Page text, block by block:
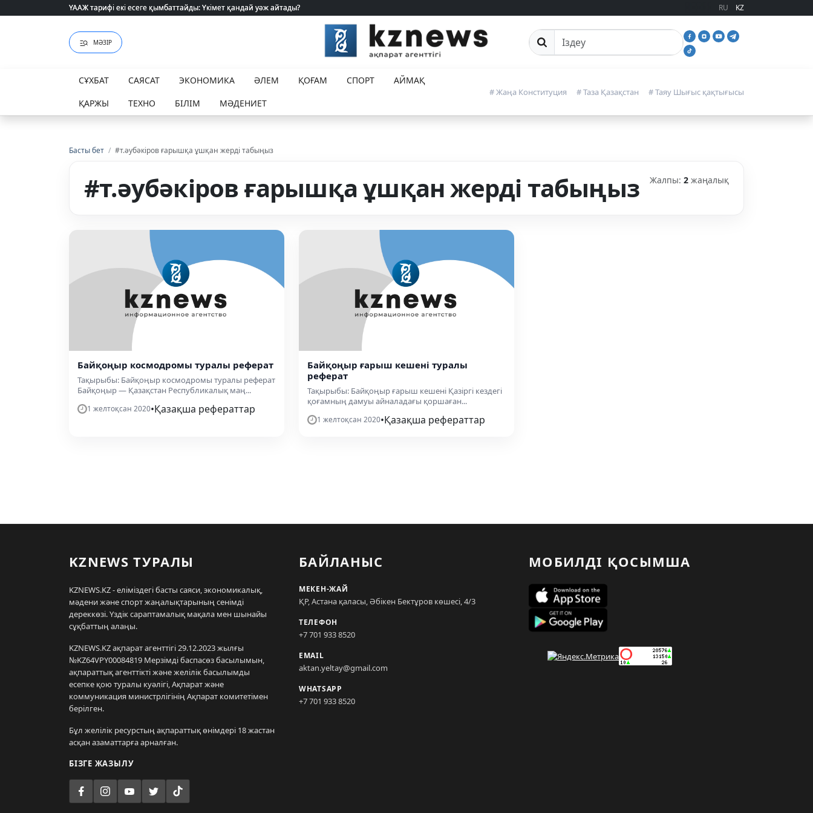
ҮААЖ тарифі екі есеге қымбаттайды: Үкімет қандай уәж айтады?
ҮААЖ тарифі екі есеге қымбаттайды: Үкімет қандай уәж айтады? RU KZ
МӘЗІР Сайттан іздеу
СҰХБАТ САЯСАТ ЭКОНОМИКА ӘЛЕМ ҚОҒАМ СПОРТ
АЙМАҚ
ҚАРЖЫ
ТЕХНО БІЛІМ МӘДЕНИЕТ
# Жаңа Конституция # Таза Қазақстан # Таяу Шығыс қақтығысы
Басты бет / #т.әубәкіров ғарышқа ұшқан жерді табыңыз
#т.әубәкіров ғарышқа ұшқан жерді табыңыз Жалпы: 2 жаңалық
Байқоңыр космодромы туралы реферат
Тақырыбы: Байқоңыр космодромы туралы реферат
Байқоңыр — Қазақстан Республикалық маң...
1 желтоқсан 2020•Қазақша рефераттар
Байқоңыр ғарыш кешені туралы
реферат
Тақырыбы: Байқоңыр ғарыш кешені Қазіргі кездегі
қоғамның дамуы айналадағы қоршаған...
1 желтоқсан 2020•Қазақша рефераттар
KZNEWS ТУРАЛЫ
KZNEWS.KZ - еліміздегі басты саяси, экономикалық,
мәдени және спорт жаңалықтарының сенімді
дереккөзі. Үздік сараптамалық мақала мен шынайы
сұқбаттың алаңы.
KZNEWS.KZ ақпарат агенттігі 29.12.2023 жылғы
№KZ64VPY00084819 Мерзімді баспасөз басылымын,
ақпараттық агенттікті және желілік басылымды
есепке қою туралы куәлігі, Ақпарат және
коммуникация министрлігінің Ақпарат комитетімен
берілген.
Бұл желілік ресурстың ақпараттық өнімдері 18 жастан
асқан азаматтарға арналған.
БІЗГЕ ЖАЗЫЛУ
БАЙЛАНЫС
МЕКЕН-ЖАЙ
ҚР, Астана қаласы, Әбікен Бектұров көшесі, 4/3
ТЕЛЕФОН
+7 701 933 8520
EMAIL
aktan.yeltay@gmail.com
WHATSAPP
+7 701 933 8520
МОБИЛДІ ҚОСЫМША